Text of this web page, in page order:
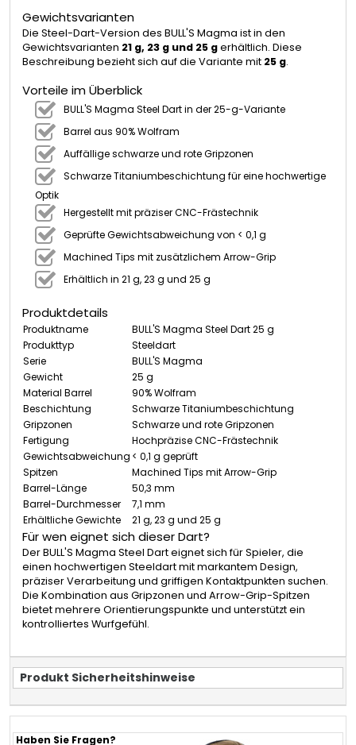
Gewichtsvarianten
Die Steel-Dart-Version des BULL'S Magma ist in den
Gewichtsvarianten 21 g, 23 g und 25 gerhältlich. Diese
Beschreibung bezieht sich auf die Variante mit 25 g.
Vorteile im Überblick
BULL'S Magma Steel Dart in der 25-g-Variante
Barrel aus 90% Wolfram
Auffällige schwarze und rote Gripzonen
Schwarze Titaniumbeschichtung für eine hochwertige
Optik
Hergestellt mit präziser CNC-Frästechnik
Geprüfte Gewichtsabweichung von < 0,1 g
Machined Tips mit zusätzlichem Arrow-Grip
Erhältlich in 21 g, 23 g und 25 g
Produktdetails
Produktname
BULL'S Magma Steel Dart 25 g
Produkttyp
Steeldart
Serie
BULL'S Magma
Gewicht
25 g
Material Barrel
90% Wolfram
Beschichtung
Schwarze Titaniumbeschichtung
Gripzonen
Schwarze und rote Gripzonen
Fertigung
Hochpräzise CNC-Frästechnik
Gewichtsabweichung < 0,1 g geprüft
Spitzen
Machined Tips mit Arrow-Grip
Barrel-Länge
50,3 mm
Barrel-Durchmesser
7,1 mm
Erhältliche Gewichte
21 g, 23 g und 25 g
Für wen eignet sich dieser Dart?
Der BULL'S Magma Steel Dart eignet sich für Spieler, die
einen hochwertigen Steeldart mit markantem Design,
präziser Verarbeitung und griffigen Kontaktpunkten suchen.
Die Kombination aus Gripzonen und Arrow-Grip-Spitzen
bietet mehrere Orientierungspunkte und unterstützt ein
kontrolliertes Wurfgefühl.
Produkt Sicherheitshinweise
Haben Sie Fragen?